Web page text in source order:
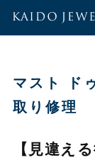
マスト ド
取り修理
【見違え